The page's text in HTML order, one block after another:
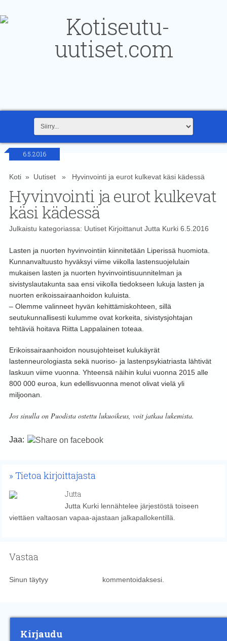
6.5.2016
Koti» Uutiset» Hyvinvointi ja eurot kulkevat käsi kädessä
Hyvinvointi ja eurot kulkevat
käsi kädessä
Julkaistu kategoriassa: UutisetKirjoittanut Jutta Kurki6.5.2016
Lasten ja nuorten hyvinvointiin kiinnitetään Liperissä huomiota.
Kunnanvaltuusto hyväksyi viime viikolla lastensuojelulain
mukaisen lasten ja nuorten hyvinvointisuunnitelman ja
sivistyslautakunta saa ensi viikolla tiedokseen lukuja lasten ja
nuorten erikoissairaanhoidon kuluista.
– Olemme valinneet hyvän kehittämiskohteen, sillä
seutukunnallisesti kulumme ovat korkeita, sivistysjohtajan
tehtäviä hoitava Riitta Lappalainen toteaa.
Erikoissairaanhoidon nousujohteiset kulukäyrät
lastenneurologiasta sekä nuoriso- ja lastenpsykiatriasta lähtivät
laskuun viime vuonna. Yhteensä näihin kului vuonna 2015 alle
800 000 euroa, kun edellisvuonna menot olivat vielä yli
miljoonan.
Jos sinulla on Puodista ostettu lukuoikeus, voit jatkaa lukemista.
Jaa:
Tietoa kirjoittajasta
Jutta
Jutta Kurki lennähtelee järjestöstä toiseen
viettäen valtaosan vapaa-ajastaan jalkapallokentillä.
Vastaa
Sinun täytyy kommentoidaksesi.
Kirjaudu